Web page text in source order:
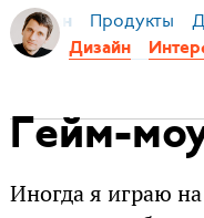
Бирман Продукты
Дизайн
Гейм-
Иногда я играю